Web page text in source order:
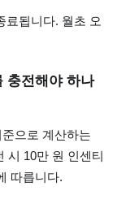
료됩니다. 월초 오
충전해야 하나
준으로 계산하는
시 10만 원 인센티
따릅니다.